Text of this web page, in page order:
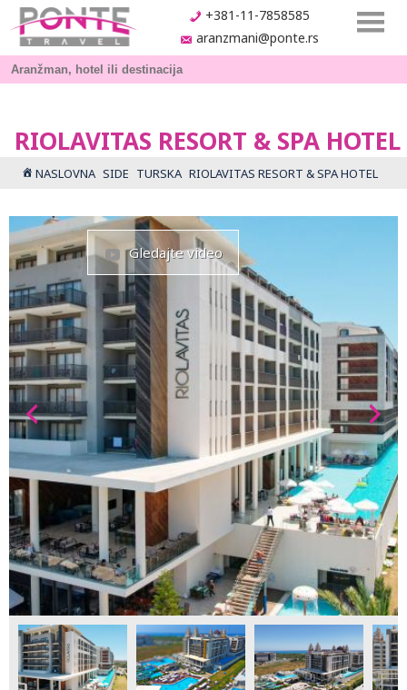
+381-11-7858585
aranzmani@ponte.rs
RIOLAVITAS RESORT & SPA HOTEL
NASLOVNA SIDE TURSKA RIOLAVITAS RESORT & SPA HOTEL
Gledajte video